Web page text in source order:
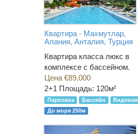
Квартира - Махмутлар,
Алания, Анталия, Турция
Квартира класса люкс в
комплексе с бассейном.
Цена €89,000
2+1 Площадь: 120м²
Парковка Бассейн
Видовая
До моря 250м